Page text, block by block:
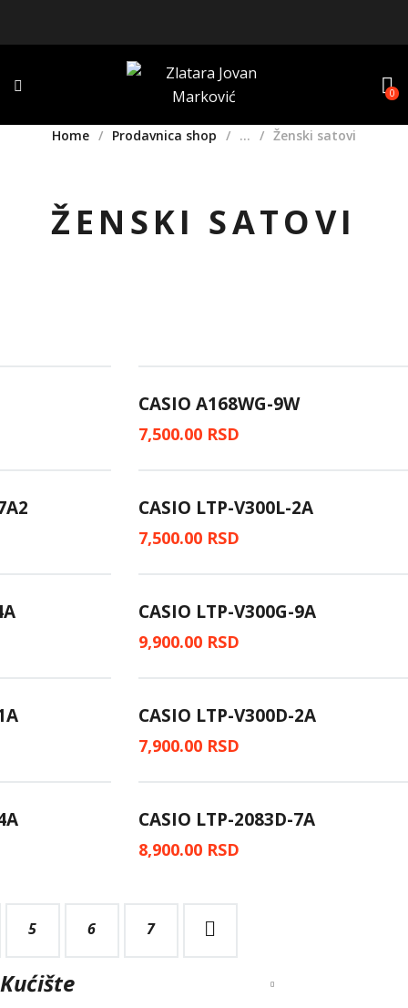
0
ŽENSKI SATOVI
Home Prodavnica shop ... Ženski satovi
CASIO A168WG-9W
7,500.00 RSD
CASIO LTP-V300L-2A
7,500.00 RSD
CASIO LTP-V300G-9A
9,900.00 RSD
CASIO LTP-V300D-2A
7,900.00 RSD
CASIO LTP-2083D-7A
8,900.00 RSD
5 6 7
Kućište